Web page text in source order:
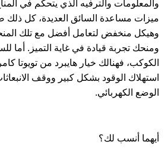
والمعلومات والترفيه الذي يتحكم في
ميزات مساعدة السائق العديدة، كل
وهيكل منخفض لتعامل أفضل مع تلك
ومنحك تجربة قيادة في غاية التميز. أما
الكوكب، فهنالك خيار هايبرد من تويوتا
استهلاك الوقود بشكل كبير ووقف
الوضع الكهربائي.
أيهما أنسب لك؟